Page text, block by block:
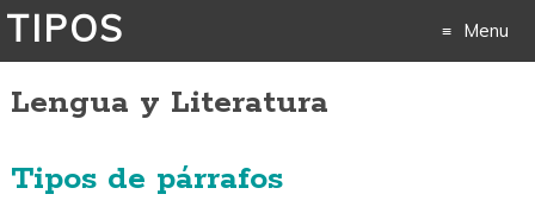
TIPOS Menu
Lengua y Literatura
Tipos de párrafos